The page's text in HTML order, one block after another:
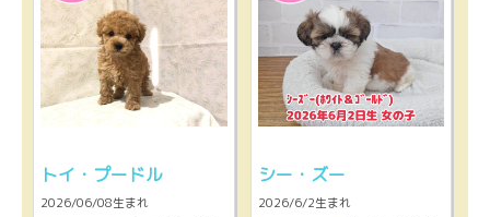
トイ・プードル
2026/06/08生まれ
シー・ズー
2026/6/2生まれ